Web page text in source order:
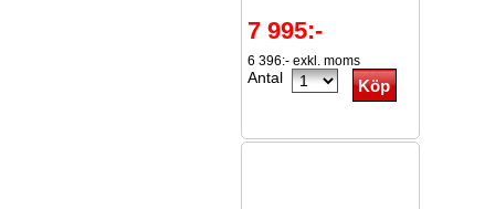
7 995:-
6 396:- exkl. moms
Antal